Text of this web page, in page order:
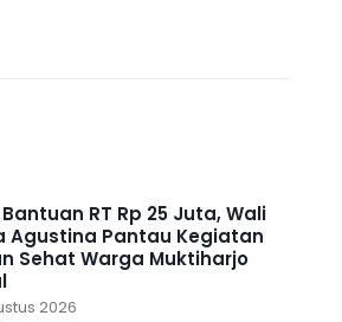
RT Rp 25 Juta, Wali
Agustina Pantau Kegiatan
Sehat Warga Muktiharjo
2026